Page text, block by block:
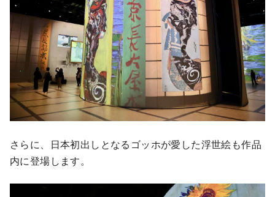
さらに、日本初出しとなるゴッホが愛した浮世絵も作品
内に登場します。